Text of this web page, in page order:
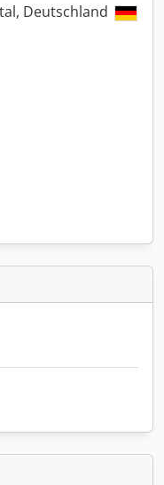
Deutschland